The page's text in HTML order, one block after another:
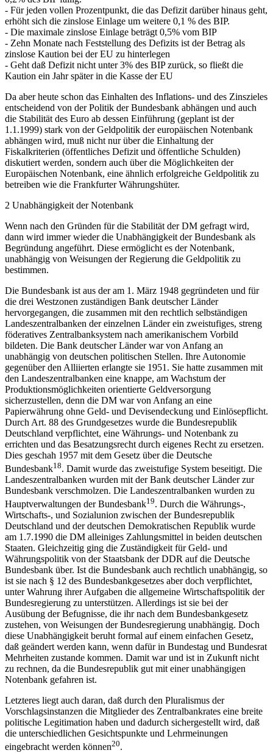
- Für jeden vollen Prozentpunkt, die das Defizit darüber hinaus geht,
erhöht sich die zinslose Einlage um weitere 0,1 % des BIP.
- Die maximale zinslose Einlage beträgt 0,5% vom BIP
- Zehn Monate nach Feststellung des Defizits ist der Betrag als
zinslose Kaution bei der EU zu hinterlegen
- Geht daß Defizit nicht unter 3% des BIP zurück, so fließt die
Kaution ein Jahr später in die Kasse der EU
Da aber heute schon das Einhalten des Inflations- und des Zinszieles
entscheidend von der Politik der Bundesbank abhängen und auch
die Stabilität des Euro ab dessen Einführung (geplant ist der
1.1.1999) stark von der Geldpolitik der europäischen Notenbank
abhängen wird, muß nicht nur über die Einhaltung der
Fiskalkriterien (öffentliches Defizit und öffentliche Schulden)
diskutiert werden, sondern auch über die Möglichkeiten der
Europäischen Notenbank, eine ähnlich erfolgreiche Geldpolitik zu
betreiben wie die Frankfurter Währungshüter.
2 Unabhängigkeit der Notenbank
Wenn nach den Gründen für die Stabilität der DM gefragt wird,
dann wird immer wieder die Unabhängigkeit der Bundesbank als
Begründung angeführt. Diese ermöglicht es der Notenbank,
unabhängig von Weisungen der Regierung die Geldpolitik zu
bestimmen.
Die Bundesbank ist aus der am 1. März 1948 gegründeten und für
die drei Westzonen zuständigen Bank deutscher Länder
hervorgegangen, die zusammen mit den rechtlich selbständigen
Landeszentralbanken der einzelnen Länder ein zweistufiges, streng
föderatives Zentralbanksystem nach amerikanischem Vorbild
bildeten. Die Bank deutscher Länder war von Anfang an
unabhängig von deutschen politischen Stellen. Ihre Autonomie
gegenüber den Alliierten erlangte sie 1951. Sie hatte zusammen mit
den Landeszentralbanken eine knappe, am Wachstum der
Produktionsmöglichkeiten orientierte Geldversorgung
sicherzustellen, denn die DM war von Anfang an eine
Papierwährung ohne Geld- und Devisendeckung und Einlösepflicht.
Durch Art. 88 des Grundgesetzes wurde die Bundesrepublik
Deutschland verpflichtet, eine Währungs- und Notenbank zu
errichten und das Besatzungsrecht durch eigenes Recht zu ersetzen.
Dies geschah 1957 mit dem Gesetz über die Deutsche
Bundesbank18. Damit wurde das zweistufige System beseitigt. Die
Landeszentralbanken wurden mit der Bank deutscher Länder zur
Bundesbank verschmolzen. Die Landeszentralbanken wurden zu
Hauptverwaltungen der Bundesbank19. Durch die Währungs-,
Wirtschafts-, und Sozialunion zwischen der Bundesrepublik
Deutschland und der deutschen Demokratischen Republik wurde
am 1.7.1990 die DM alleiniges Zahlungsmittel in beiden deutschen
Staaten. Gleichzeitig ging die Zuständigkeit für Geld- und
Währungspolitik von der Staatsbank der DDR auf die Deutsche
Bundesbank über. Ist die Bundesbank auch rechtlich unabhängig, so
ist sie nach § 12 des Bundesbankgesetzes aber doch verpflichtet,
unter Wahrung ihrer Aufgaben die allgemeine Wirtschaftspolitik der
Bundesregierung zu unterstützen. Allerdings ist sie bei der
Ausübung der Befugnisse, die ihr nach dem Bundesbankgesetz
zustehen, von Weisungen der Bundesregierung unabhängig. Doch
diese Unabhängigkeit beruht formal auf einem einfachen Gesetz,
daß geändert werden kann, wenn dafür in Bundestag und Bundesrat
Mehrheiten zustande kommen. Damit war und ist in Zukunft nicht
zu rechnen, da die Bundesrepublik gut mit einer unabhängigen
Notenbank gefahren ist.
Letzteres liegt auch daran, daß durch den Pluralismus der
Vorschlagsinstanzen die Mitglieder des Zentralbankrates eine breite
politische Legitimation haben und dadurch sichergestellt wird, daß
die unterschiedlichen Gesichtspunkte und Lehrmeinungen
eingebracht werden können20.